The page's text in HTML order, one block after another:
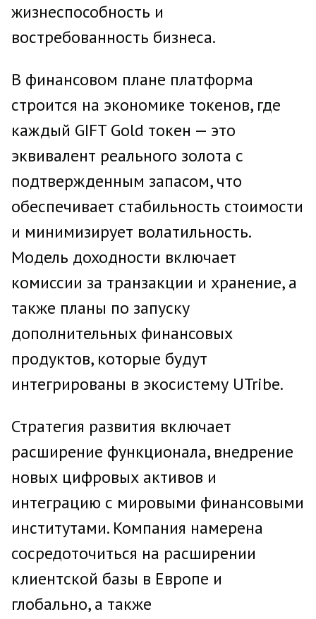
жизнеспособность и
востребованность бизнеса.
В финансовом плане платформа
строится на экономике токенов, где
каждый GIFT Gold токен — это
эквивалент реального золота с
подтвержденным запасом, что
обеспечивает стабильность стоимости
и минимизирует волатильность.
Модель доходности включает
комиссии за транзакции и хранение, а
также планы по запуску
дополнительных финансовых
продуктов, которые будут
интегрированы в экосистему UTribe.
Стратегия развития включает
расширение функционала, внедрение
новых цифровых активов и
интеграцию с мировыми финансовыми
институтами. Компания намерена
сосредоточиться на расширении
клиентской базы в Европе и
глобально, а также